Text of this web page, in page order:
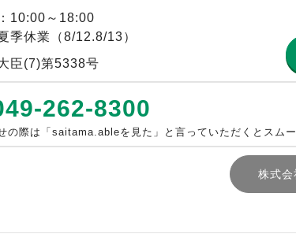
10:00～18:00
季休業（8/12.8/13）
臣(7)第5338号
262-8300
の際は「saitama.ableを見た」と言っていただくとスムー
株式会